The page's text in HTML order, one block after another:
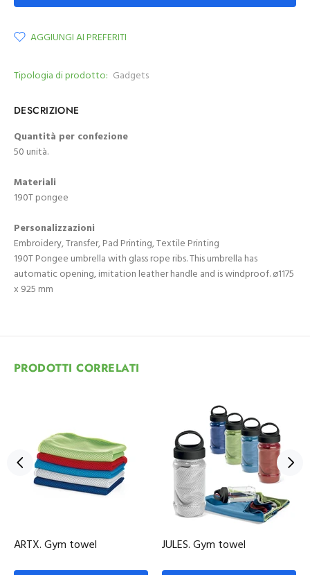
AGGIUNGI AI PREFERITI
Tipologia di prodotto: Gadgets
DESCRIZIONE
Quantità per confezione
50 unità.
Materiali
190T pongee
Personalizzazioni
Embroidery, Transfer, Pad Printing, Textile Printing
190T Pongee umbrella with glass rope ribs. This umbrella has
automatic opening, imitation leather handle and is windproof. ø1175
x 925 mm
PRODOTTI CORRELATI
ARTX. Gym towel JULES. Gym towel